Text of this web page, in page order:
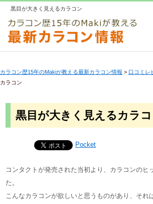
黒目が大きく見えるカラコン
カラコン歴15年のMakiが教える最新カラコン情報 > 口コミレ
カラコン
黒目が大きく見えるカラ
Pocket
コンタクトが発売された当初より、カラコンのヒ
た。
こんなカラコンが欲しいと思うものがあり、それ